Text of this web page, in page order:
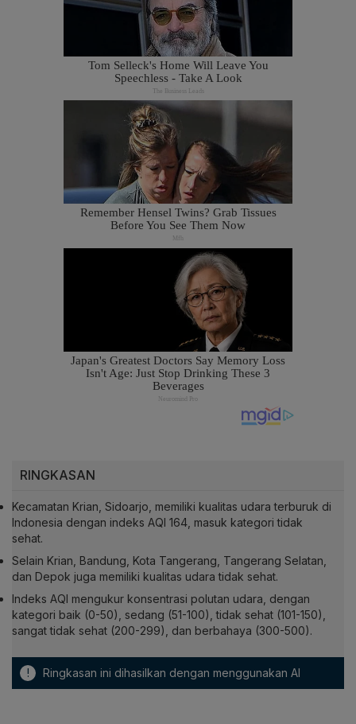
RINGKASAN
Kecamatan Krian, Sidoarjo, memiliki kualitas udara terburuk di
Indonesia dengan indeks AQI 164, masuk kategori tidak
sehat.
Selain Krian, Bandung, Kota Tangerang, Tangerang Selatan,
dan Depok juga memiliki kualitas udara tidak sehat.
Indeks AQI mengukur konsentrasi polutan udara, dengan
kategori baik (0-50), sedang (51-100), tidak sehat (101-150),
sangat tidak sehat (200-299), dan berbahaya (300-500).
! Ringkasan ini dihasilkan dengan menggunakan AI